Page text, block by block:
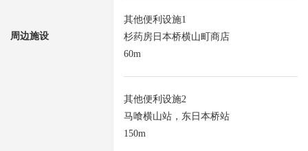
周边施设
其他便利设施1
杉药房日本桥横山町商店
60m
其他便利设施2
马喰横山站，东日本桥站
150m